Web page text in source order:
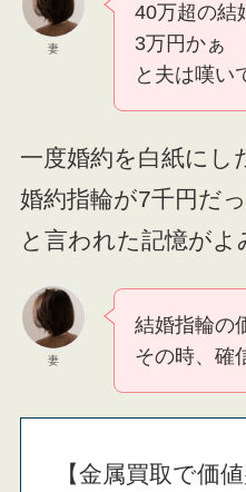
妻
40万超の結
3万円かぁ
と夫は嘆い
一度婚約を白紙にし
婚約指輪が7千円だ
と言われた記憶がよ
妻
結婚指輪の
その時、確
【金属買取で価値